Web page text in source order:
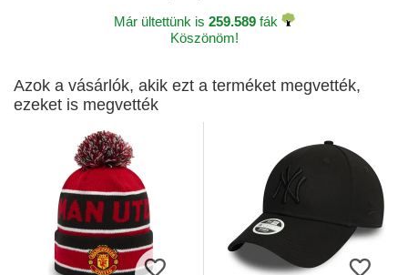
Már ültettünk is 259.589fák
Köszönöm!
Azok a vásárlók, akik ezt a terméket megvették,
ezeket is megvették